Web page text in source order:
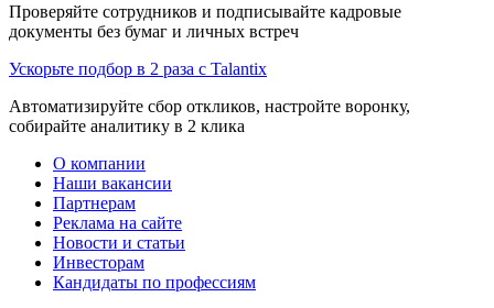
Проверяйте сотрудников и подписывайте кадровые
документы без бумаг и личных встреч
Ускорьте подбор в 2 раза с Talantix
Автоматизируйте сбор откликов, настройте воронку,
собирайте аналитику в 2 клика
О компании
Наши вакансии
Партнерам
Реклама на сайте
Новости и статьи
Инвесторам
Кандидаты по профессиям